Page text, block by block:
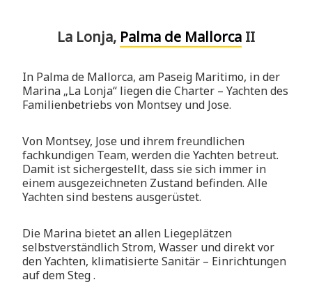
La Lonja, Palma de Mallorca II
In Palma de Mallorca, am Paseig Maritimo, in der
Marina „La Lonja“ liegen die Charter – Yachten des
Familienbetriebs von Montsey und Jose.
Von Montsey, Jose und ihrem freundlichen
fachkundigen Team, werden die Yachten betreut.
Damit ist sichergestellt, dass sie sich immer in
einem ausgezeichneten Zustand befinden. Alle
Yachten sind bestens ausgerüstet.
Die Marina bietet an allen Liegeplätzen
selbstverständlich Strom, Wasser und direkt vor
den Yachten, klimatisierte Sanitär – Einrichtungen
auf dem Steg .